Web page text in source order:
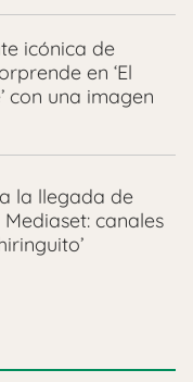
icónica de
en ‘El
con una imagen
la llegada de
canales